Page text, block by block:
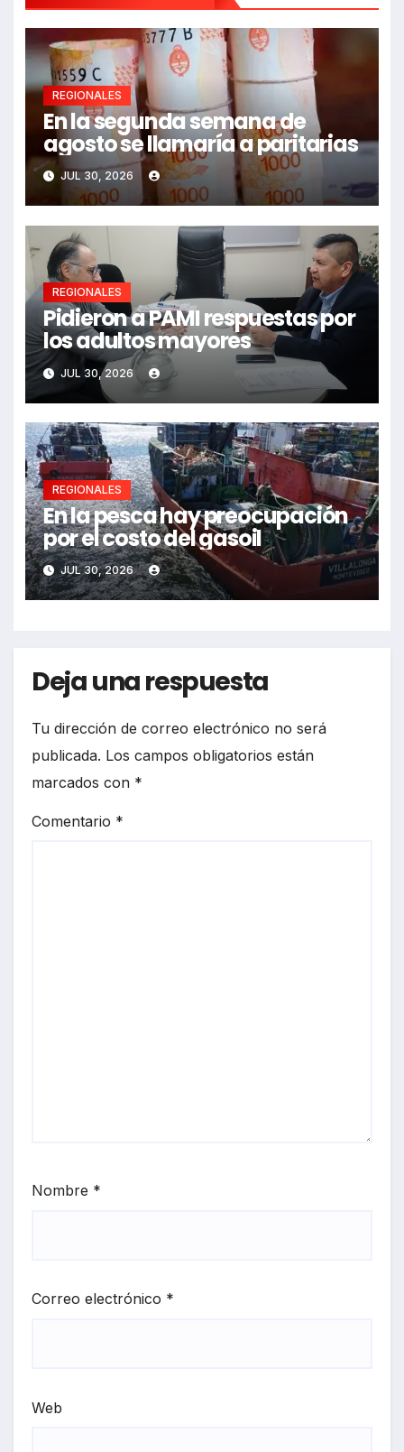
REGIONALES
En la segunda semana de
agosto se llamaría a paritarias
JUL 30, 2026
REGIONALES
Pidieron a PAMI respuestas por
los adultos mayores
JUL 30, 2026
REGIONALES
En la pesca hay preocupación
por el costo del gasoil
JUL 30, 2026
Deja una respuesta
Tu dirección de correo electrónico no será
publicada. Los campos obligatorios están
marcados con *
Comentario *
Nombre *
Correo electrónico *
Web